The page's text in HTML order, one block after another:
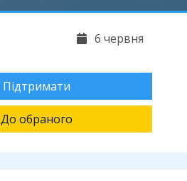
6 червня
Підтримати
До обраного